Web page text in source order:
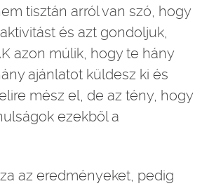
tisztán arról van szó, hogy
és azt gondoljuk,
azon múlik, hogy te hány
ajánlatot küldesz ki és
mész el, de az tény, hogy
ezekből a
az eredményeket, pedig